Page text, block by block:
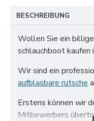
BESCHREIBUNG
Wollen Sie ein
schlauchboot kaufen
Wir sind ein
aufblasbare rutsche
Erstens können wir
Mitbewerbers